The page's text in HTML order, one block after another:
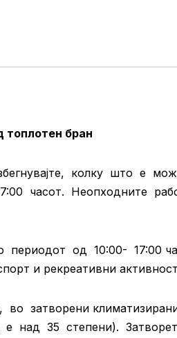
топлотен бран
колку што е
часот. Неопходните
од 10:00- 17:00
и рекреативни
затворени климатизирани
е над 35 степени).